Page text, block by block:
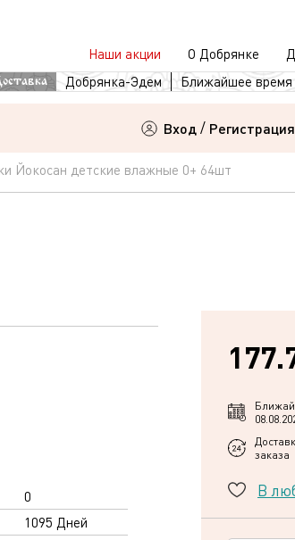
Наши акции О Добрянке
Добрянка-Эдем Ближайшее время
Вход / Регистрация
Йокосан детские влажные 0+ 64шт
0
1095 Дней
заказа
В